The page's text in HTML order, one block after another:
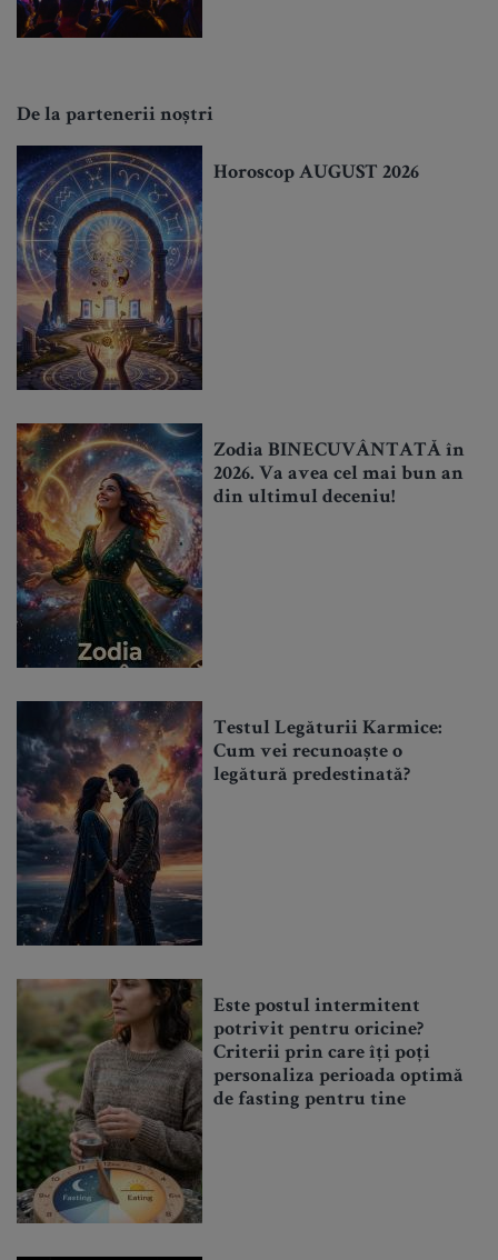
De la partenerii noștri
Horoscop AUGUST 2026
Zodia BINECUVÂNTATĂ în
2026. Va avea cel mai bun an
din ultimul deceniu!
Testul Legăturii Karmice:
Cum vei recunoaște o
legătură predestinată?
Este postul intermitent
potrivit pentru oricine?
Criterii prin care îți poți
personaliza perioada optimă
de fasting pentru tine